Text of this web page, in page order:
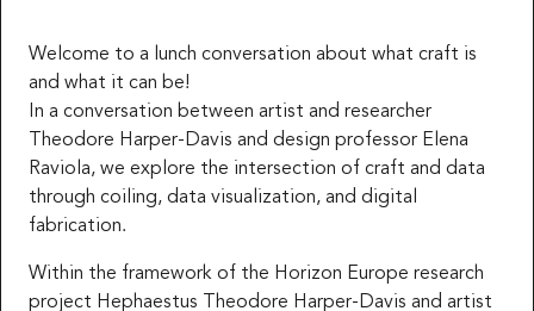
Welcome to a lunch conversation about what craft is
and what it can be!
In a conversation between artist and researcher
Theodore Harper-Davis and design professor Elena
Raviola, we explore the intersection of craft and data
through coiling, data visualization, and digital
fabrication.
Within the framework of the Horizon Europe research
project Hephaestus Theodore Harper-Davis and artist